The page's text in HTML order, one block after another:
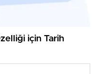
için Tarih